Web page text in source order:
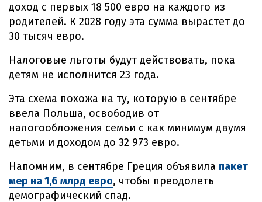
доход с первых 18 500 евро на каждого из
родителей. К 2028 году эта сумма вырастет до
30 тысяч евро.
Налоговые льготы будут действовать, пока
детям не исполнится 23 года.
Эта схема похожа на ту, которую в сентябре
ввела Польша, освободив от
налогообложения семьи с как минимум двумя
детьми и доходом до 32 973 евро.
Напомним, в сентябре Греция объявила пакет
мер на 1,6 млрд евро, чтобы преодолеть
демографический спад.